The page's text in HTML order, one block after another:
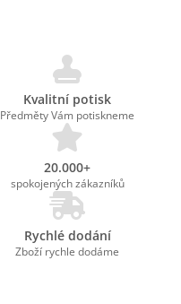
Kvalitní potisk
Předměty Vám potiskneme
20.000+
spokojených zákazníků
Rychlé dodání
Zboží rychle dodáme